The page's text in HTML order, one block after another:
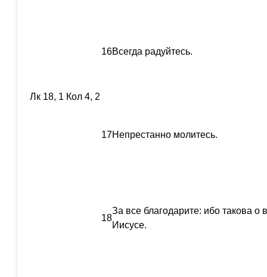
16Всегда радуйтесь.
Лк 18, 1 Кол 4, 2
17Непрестанно молитесь.
18
За все благодарите: ибо такова
Иисусе.